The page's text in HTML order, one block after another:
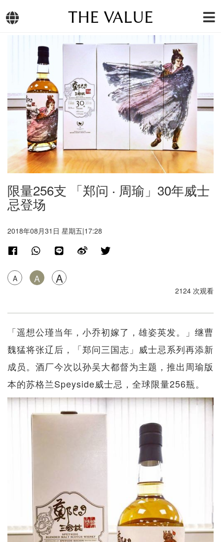
THE VALUE
限量256支 「郑问 ‧ 周瑜」30年威士
忌登场
2018年08月31日 星期五|17:28
A A A
2124 次观看
「遥想公瑾当年，小乔初嫁了，雄姿英发。」继曹
魏猛将张辽后，「郑问三国志」威士忌系列再添新
成员。酒厂今次以孙吴大都督为主题，推出周瑜版
本的苏格兰Speyside威士忌，全球限量256瓶。